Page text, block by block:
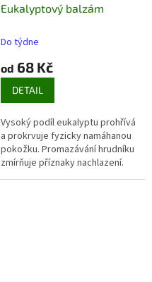
Eukalyptový balzám
Do týdne
od 68 Kč
DETAIL
Vysoký podíl eukalyptu prohřívá
a prokrvuje fyzicky namáhanou
pokožku. Promazávání hrudníku
zmírňuje příznaky nachlazení.